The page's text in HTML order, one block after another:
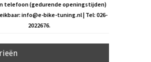
telefoon (gedurende openingstijden)
info@e-bike-tuning.nl| Tel: 026-
2022676.